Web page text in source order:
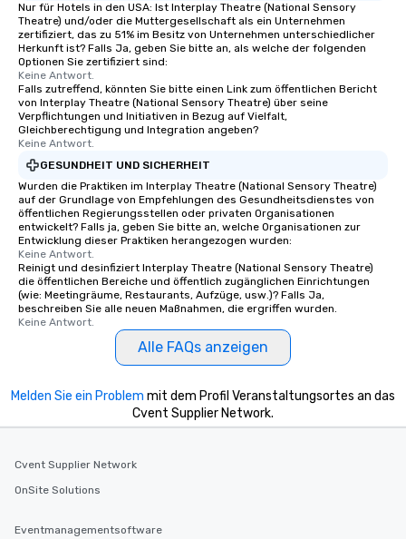
Nur für Hotels in den USA: Ist Interplay Theatre (National Sensory
Theatre) und/oder die Muttergesellschaft als ein Unternehmen
zertifiziert, das zu 51% im Besitz von Unternehmen unterschiedlicher
Herkunft ist? Falls Ja, geben Sie bitte an, als welche der folgenden
Optionen Sie zertifiziert sind:
Keine Antwort.
Falls zutreffend, könnten Sie bitte einen Link zum öffentlichen Bericht
von Interplay Theatre (National Sensory Theatre) über seine
Verpflichtungen und Initiativen in Bezug auf Vielfalt,
Gleichberechtigung und Integration angeben?
Keine Antwort.
GESUNDHEIT UND SICHERHEIT
Wurden die Praktiken im Interplay Theatre (National Sensory Theatre)
auf der Grundlage von Empfehlungen des Gesundheitsdienstes von
öffentlichen Regierungsstellen oder privaten Organisationen
entwickelt? Falls ja, geben Sie bitte an, welche Organisationen zur
Entwicklung dieser Praktiken herangezogen wurden:
Keine Antwort.
Reinigt und desinfiziert Interplay Theatre (National Sensory Theatre)
die öffentlichen Bereiche und öffentlich zugänglichen Einrichtungen
(wie: Meetingräume, Restaurants, Aufzüge, usw.)? Falls Ja,
beschreiben Sie alle neuen Maßnahmen, die ergriffen wurden.
Keine Antwort.
Alle FAQs anzeigen
Melden Sie ein Problem mit dem Profil Veranstaltungsortes an das
Cvent Supplier Network.
Cvent Supplier Network
OnSite Solutions
Eventmanagementsoftware